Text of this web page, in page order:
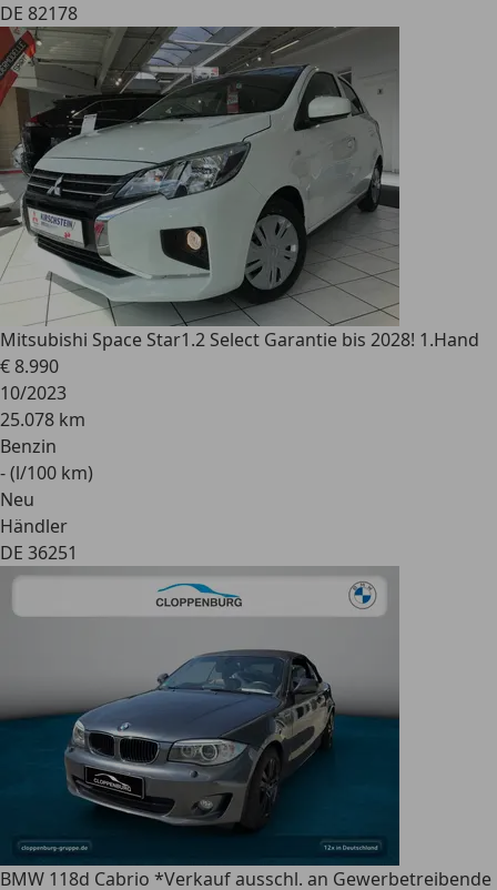
DE 82178
Mitsubishi Space Star1.2 Select Garantie bis 2028! 1.Hand
€ 8.990
10/2023
25.078 km
Benzin
- (l/100 km)
Neu
Händler
DE 36251
BMW 118d Cabrio *Verkauf ausschl. an Gewerbetreibende